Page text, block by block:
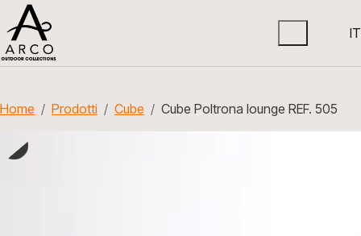
IT
Home Prodotti Cube Cube Poltrona lounge REF. 505